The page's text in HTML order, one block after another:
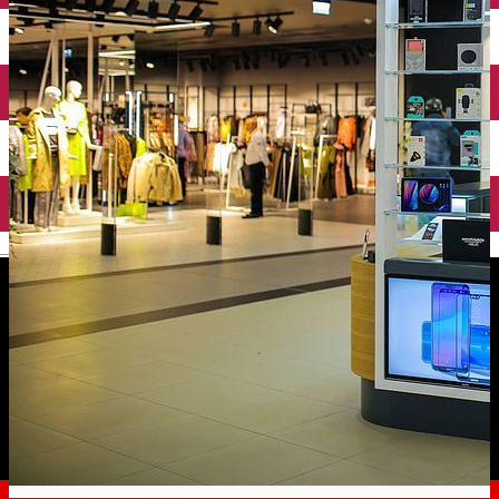
English